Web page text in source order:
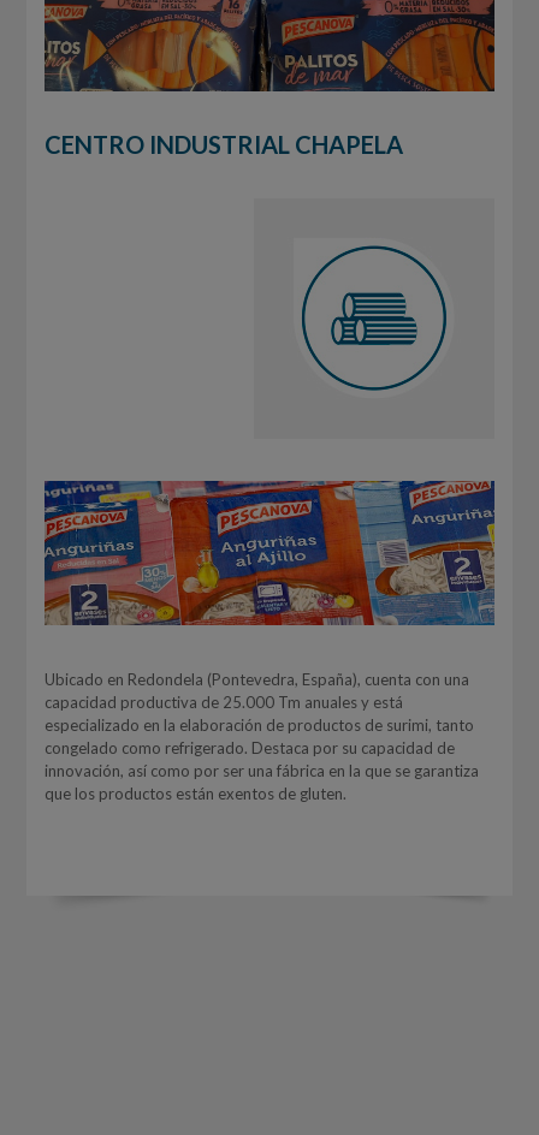
CENTRO INDUSTRIAL CHAPELA
Ubicado en Redondela (Pontevedra, España), cuenta con una
capacidad productiva de 25.000 Tm anuales y está
especializado en la elaboración de productos de surimi, tanto
congelado como refrigerado. Destaca por su capacidad de
innovación, así como por ser una fábrica en la que se garantiza
que los productos están exentos de gluten.